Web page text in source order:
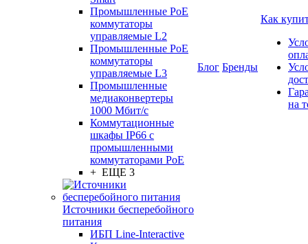
Промышленные PoE
коммутаторы
управляемые L2
Промышленные PoE
коммутаторы
управляемые L3
Промышленные
медиаконвертеры
1000 Мбит/с
Коммутационные
шкафы IP66 c
промышленными
коммутаторами PoE
+ ЕЩЕ 3
Источники бесперебойного
питания
ИБП Line-Interactive
Блог Бренды
Как
на